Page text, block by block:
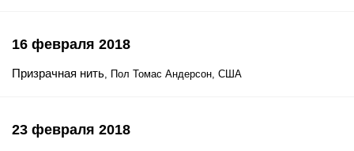
16 февраля 2018
Призрачная нить, Пол Томас Андерсон, США
23 февраля 2018